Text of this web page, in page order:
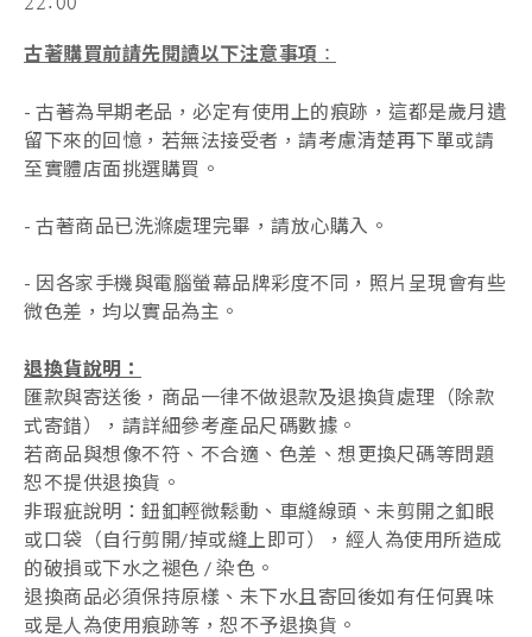
古著購買前請先閱讀以下注意事項 ：
- 古著為早期老品，必定有使用上的痕跡，這都是歲月遺
留下來的回憶，若無法接受者，請考慮清楚再下單或請
至實體店面挑選購買。
- 古著商品已洗滌處理完畢，請放心購入。
- 因各家手機與電腦螢幕品牌彩度不同，照片呈現會有些
微色差，均以實品為主。
退換貨說明：
匯款與寄送後，商品一律不做退款及退換貨處理（除款
式寄錯）， 請詳細參考產品尺碼數據 。
若商品與想像不符、不合適、色差、想更換尺碼等問題
恕不提供退換貨。
非瑕疵說明：鈕釦輕微鬆動、車縫線頭、未剪開之釦眼
或口袋（自行剪開/掉或縫上即可），經人為使用所造成
的破損或下水之褪色 / 染色。
退換商品必須保持原樣、未下水且 寄回後如有任何異味
或是人為使用痕跡等 ， 恕不予退換貨。